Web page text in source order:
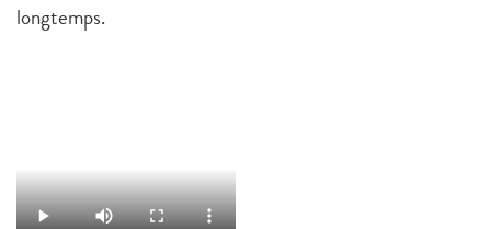
longtemps.